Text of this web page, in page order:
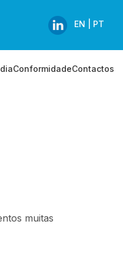
EN | PT
ConformidadeContactos
muitas